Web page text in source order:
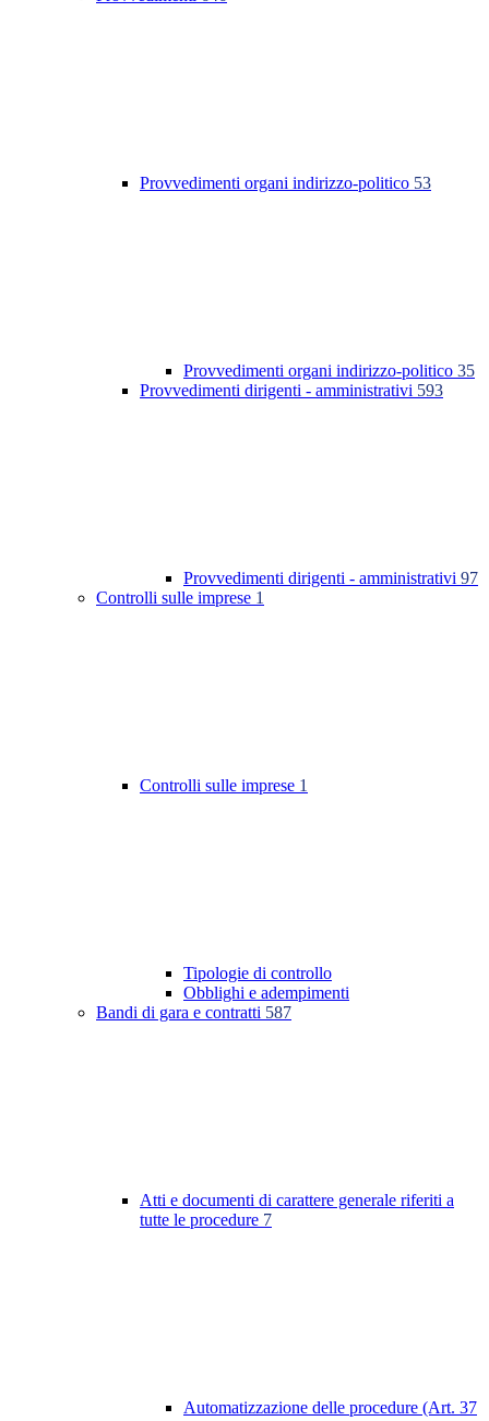
Provvedimenti organi indirizzo-politico 53
Provvedimenti organi indirizzo-politico 35
Provvedimenti dirigenti - amministrativi 593
Provvedimenti dirigenti - amministrativi 97
Controlli sulle imprese 1
Controlli sulle imprese 1
Tipologie di controllo
Obblighi e adempimenti
Bandi di gara e contratti 587
Atti e documenti di carattere generale riferiti a
tutte le procedure 7
Automatizzazione delle procedure (Art. 37